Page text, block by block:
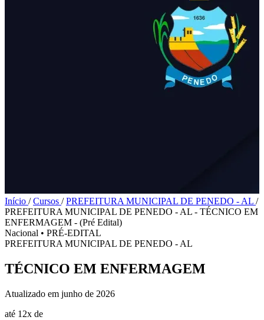
Início / Cursos / PREFEITURA MUNICIPAL DE PENEDO - AL /
PREFEITURA MUNICIPAL DE PENEDO - AL - TÉCNICO EM
ENFERMAGEM - (Pré Edital)
Nacional • PRÉ-EDITAL
PREFEITURA MUNICIPAL DE PENEDO - AL
TÉCNICO EM ENFERMAGEM
Atualizado em junho de 2026
até 12x de